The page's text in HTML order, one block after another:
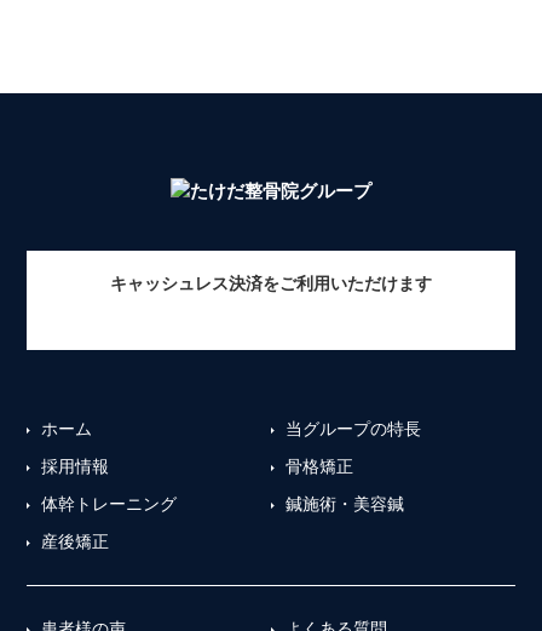
キャッシュレス決済をご利用いただけます
ホーム
当グループの特長
採用情報
骨格矯正
体幹トレーニング
鍼施術・美容鍼
産後矯正